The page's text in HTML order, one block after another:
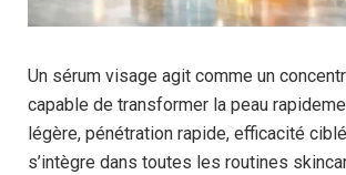
Un sérum visage agit comme un
capable de transformer la peau
légère, pénétration rapide, efficacité
s’intègre dans toutes les routines